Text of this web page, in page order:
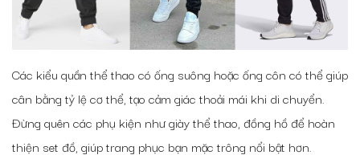
Các kiểu quần thể thao có ống suông hoặc ống côn có thể giúp
cân bằng tỷ lệ cơ thể, tạo cảm giác thoải mái khi di chuyển.
Đừng quên các phụ kiện như giày thể thao, đồng hồ để hoàn
thiện set đồ, giúp trang phục bạn mặc trông nổi bật hơn.